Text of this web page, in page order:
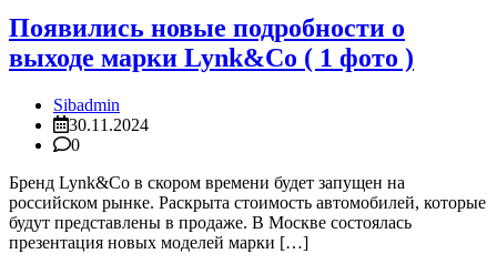
Появились новые подробности о
выходе марки Lynk&Co ( 1 фото )
Sibadmin
30.11.2024
0
Бренд Lynk&Co в скором времени будет запущен на
российском рынке. Раскрыта стоимость автомобилей, которые
будут представлены в продаже. В Москве состоялась
презентация новых моделей марки […]